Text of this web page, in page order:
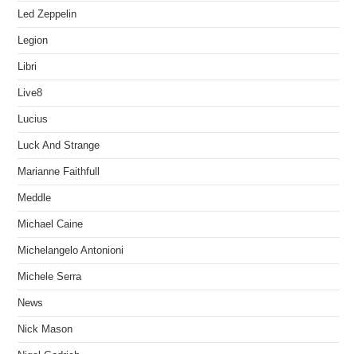
Led Zeppelin
Legion
Libri
Live8
Lucius
Luck And Strange
Marianne Faithfull
Meddle
Michael Caine
Michelangelo Antonioni
Michele Serra
News
Nick Mason